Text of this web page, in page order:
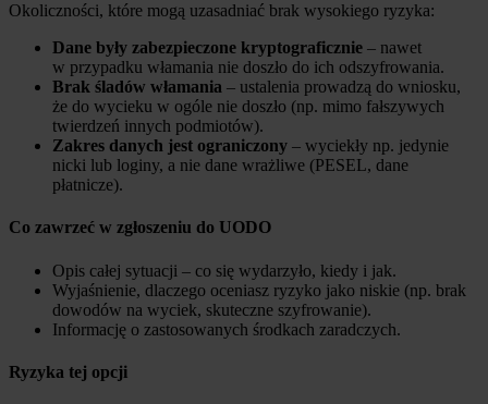
Okoliczności, które mogą uzasadniać brak wysokiego ryzyka:
Dane były zabezpieczone kryptograficznie – nawet
w przypadku włamania nie doszło do ich odszyfrowania.
Brak śladów włamania – ustalenia prowadzą do wniosku,
że do wycieku w ogóle nie doszło (np. mimo fałszywych
twierdzeń innych podmiotów).
Zakres danych jest ograniczony – wyciekły np. jedynie
nicki lub loginy, a nie dane wrażliwe (PESEL, dane
płatnicze).
Co zawrzeć w zgłoszeniu do UODO
Opis całej sytuacji – co się wydarzyło, kiedy i jak.
Wyjaśnienie, dlaczego oceniasz ryzyko jako niskie (np. brak
dowodów na wyciek, skuteczne szyfrowanie).
Informację o zastosowanych środkach zaradczych.
Ryzyka tej opcji